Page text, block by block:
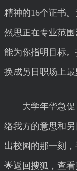
精神的16个证书
然思正在专业范围
能为你指明目标
换成另日职场上
大学年华急促
络我方的意思和
出校园的那一刻
🌟返回搜狐，查看